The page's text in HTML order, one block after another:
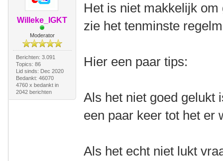
Willeke_IGKT
Moderator
Berichten: 3.091
Topics: 86
Lid sinds: Dec 2020
Bedankt: 46070
4760 x bedankt in
2042 berichten
Het is niet makkelijk
zie het tenminste
Hier een paar tips:
Als het niet goed gelukt
een paar keer tot het er
Als het echt niet lukt